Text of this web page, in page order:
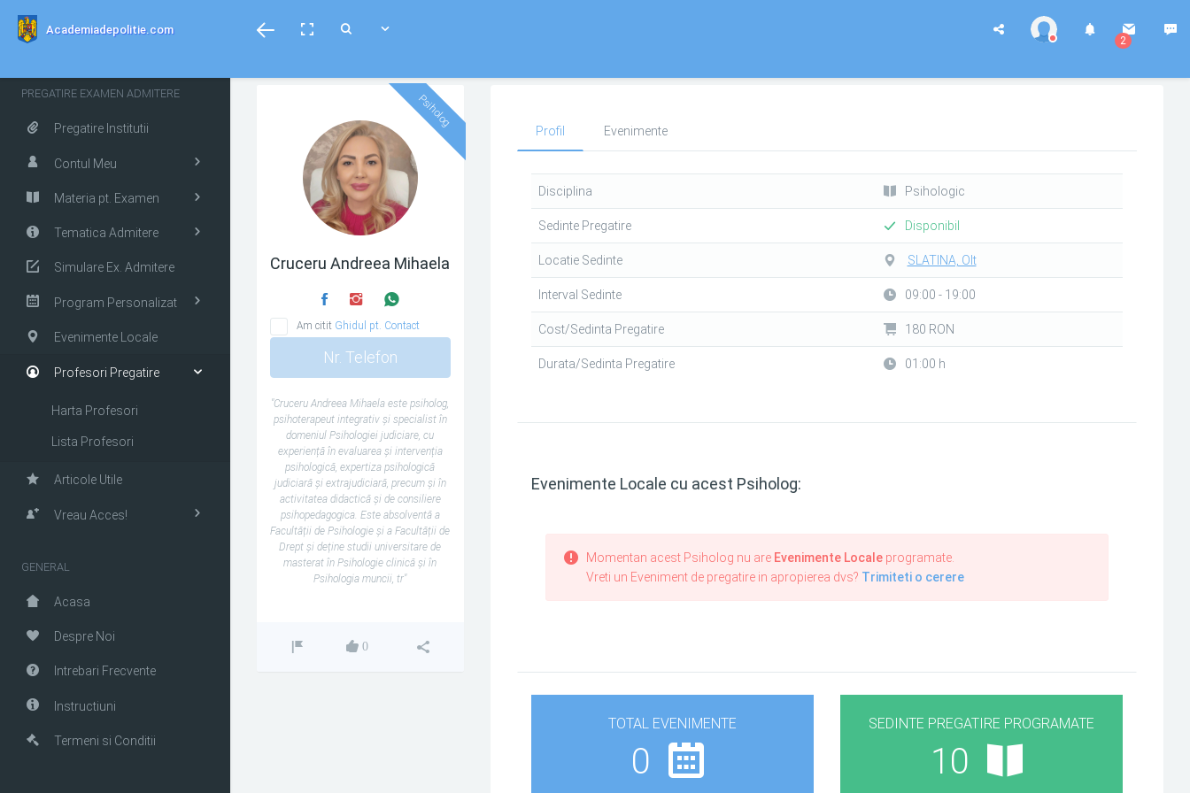
Academiadepolitie.com Toggle
Toggle
Toggle
2
PREGATIRE EXAMEN ADMITERE
Pregatire Institutii
Contul Meu
Materia pt. Examen
Tematica Admitere
Simulare Ex. Admitere
Program Personalizat
Evenimente Locale
Profesori Pregatire
Harta Profesori
Lista Profesori
Articole Utile
Vreau Acces!
GENERAL
Acasa
Despre Noi
Intrebari Frecvente
Instructiuni
Termeni si Conditii
Psiholog
Cruceru Andreea Mihaela
Am citit Ghidul pt. Contact
Nr. Telefon
"Cruceru Andreea Mihaela este psiholog,
psihoterapeut integrativ și specialist în
domeniul Psihologiei judiciare, cu
experiență în evaluarea și intervenția
psihologică, expertiza psihologică
judiciară și extrajudiciară, precum și în
activitatea didactică și de consiliere
psihopedagogica. Este absolventă a
Facultății de Psihologie și a Facultății de
Drept și deține studii universitare de
masterat în Psihologie clinică și în
Psihologia muncii, tr"
0
Profil Evenimente
Disciplina Psihologic
Sedinte Pregatire Disponibil
Locatie Sedinte SLATINA, Olt
Interval Sedinte 09:00 - 19:00
Cost/Sedinta Pregatire 180 RON
Durata/Sedinta Pregatire 01:00 h
Evenimente Locale cu acest Psiholog:
Momentan acest Psiholog nu are Evenimente Localeprogramate.
Vreti un Eveniment de pregatire in apropierea dvs? Trimiteti o cerere
TOTAL EVENIMENTE
0
SEDINTE PREGATIRE PROGRAMATE
10